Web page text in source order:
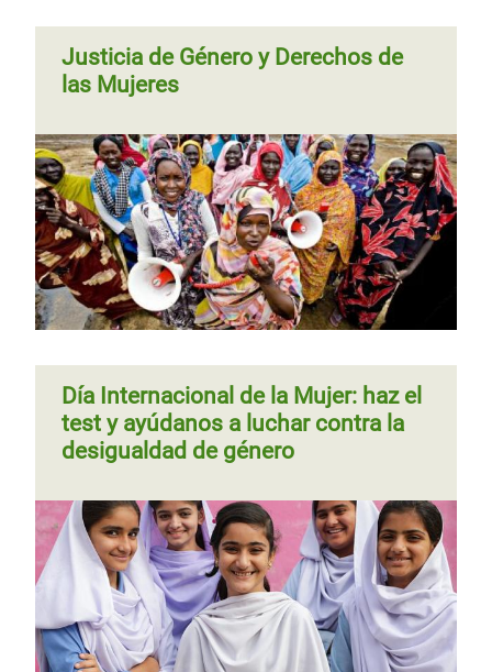
Justicia de Género y Derechos de
las Mujeres
Día Internacional de la Mujer: haz el
test y ayúdanos a luchar contra la
desigualdad de género